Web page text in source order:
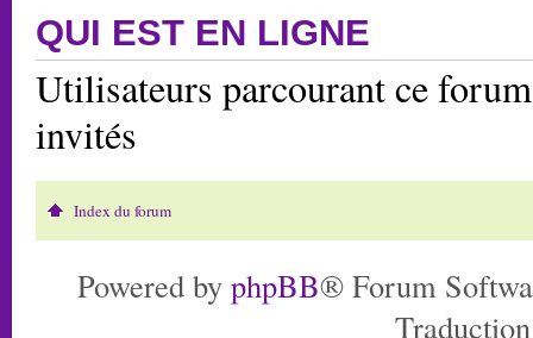
QUI EST EN LIGNE
Utilisateurs parcourant ce
invités
Index du forum
Powered by phpBB® Forum